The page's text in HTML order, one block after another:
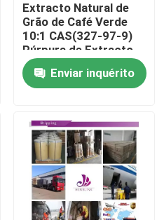
Extracto Natural de
Grão de Café Verde
10:1 CAS(327-97-9)
Púrpura de Extracto
de Grado Alimentar
Enviar inquérito